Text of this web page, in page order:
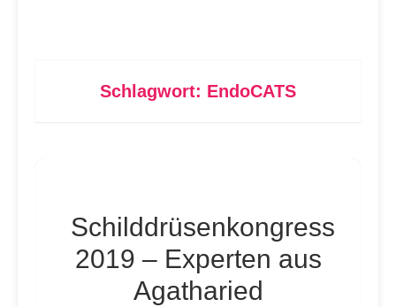
Schlagwort: EndoCATS
Schilddrüsenkongress
2019 – Experten aus
Agatharied